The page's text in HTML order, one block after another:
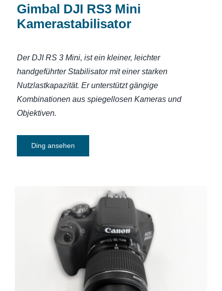
Gimbal DJI RS3 Mini
Kamerastabilisator
Der DJI RS 3 Mini, ist ein kleiner, leichter
handgeführter Stabilisator mit einer starken
Nutzlastkapazität. Er unterstützt gängige
Kombinationen aus spiegellosen Kameras und
Objektiven.
Ding ansehen
Spiegelreflexkamera Canon EOS
2000D+EF-S 18-55 mm F3,5-5,6 IS II Kit